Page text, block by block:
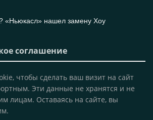
«Ньюкасл» нашел замену Хоу
соглашение
чтобы сделать ваш визит на сайт
Эти данные не хранятся и не
лицам. Оставаясь на сайте, вы